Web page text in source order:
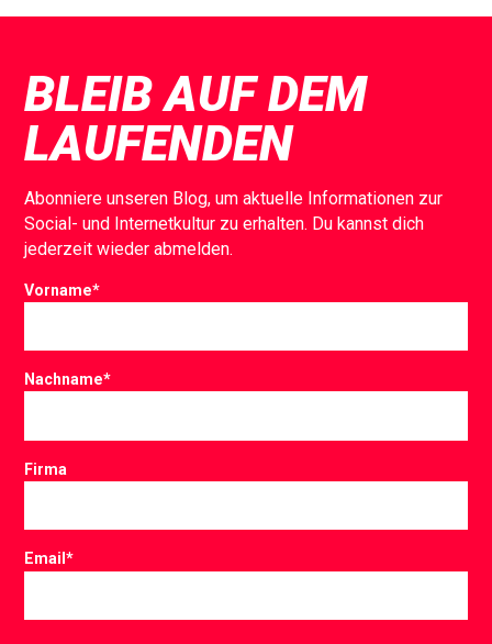
BLEIB AUF DEM
LAUFENDEN
Abonniere unseren Blog, um aktuelle Informationen zur
Social- und Internetkultur zu erhalten. Du kannst dich
jederzeit wieder abmelden.
Vorname*
Nachname*
Firma
Email*